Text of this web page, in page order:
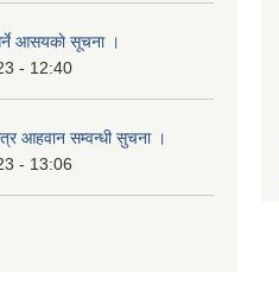
आसयकाे सूचना ।
- 12:40
आहवान सम्वन्धी सुचना ।
- 13:06